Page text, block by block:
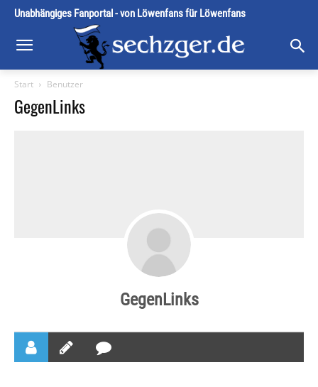
Unabhängiges Fanportal - von Löwenfans für Löwenfans
Start Benutzer
GegenLinks
GegenLinks